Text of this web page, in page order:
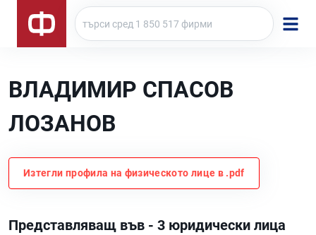
ВЛАДИМИР СПАСОВ
ЛОЗАНОВ
Изтегли профила на физическото лице в .pdf
Представляващ във - 3 юридически лица